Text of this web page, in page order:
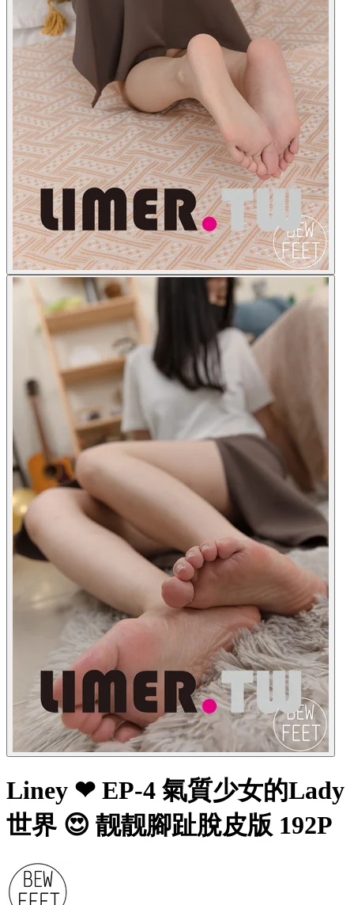
Liney ❤ EP-4 氣質少女的Lady
世界 😍 靓靓腳趾脫皮版 192P